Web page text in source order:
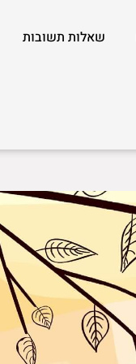
שאלות תשובות